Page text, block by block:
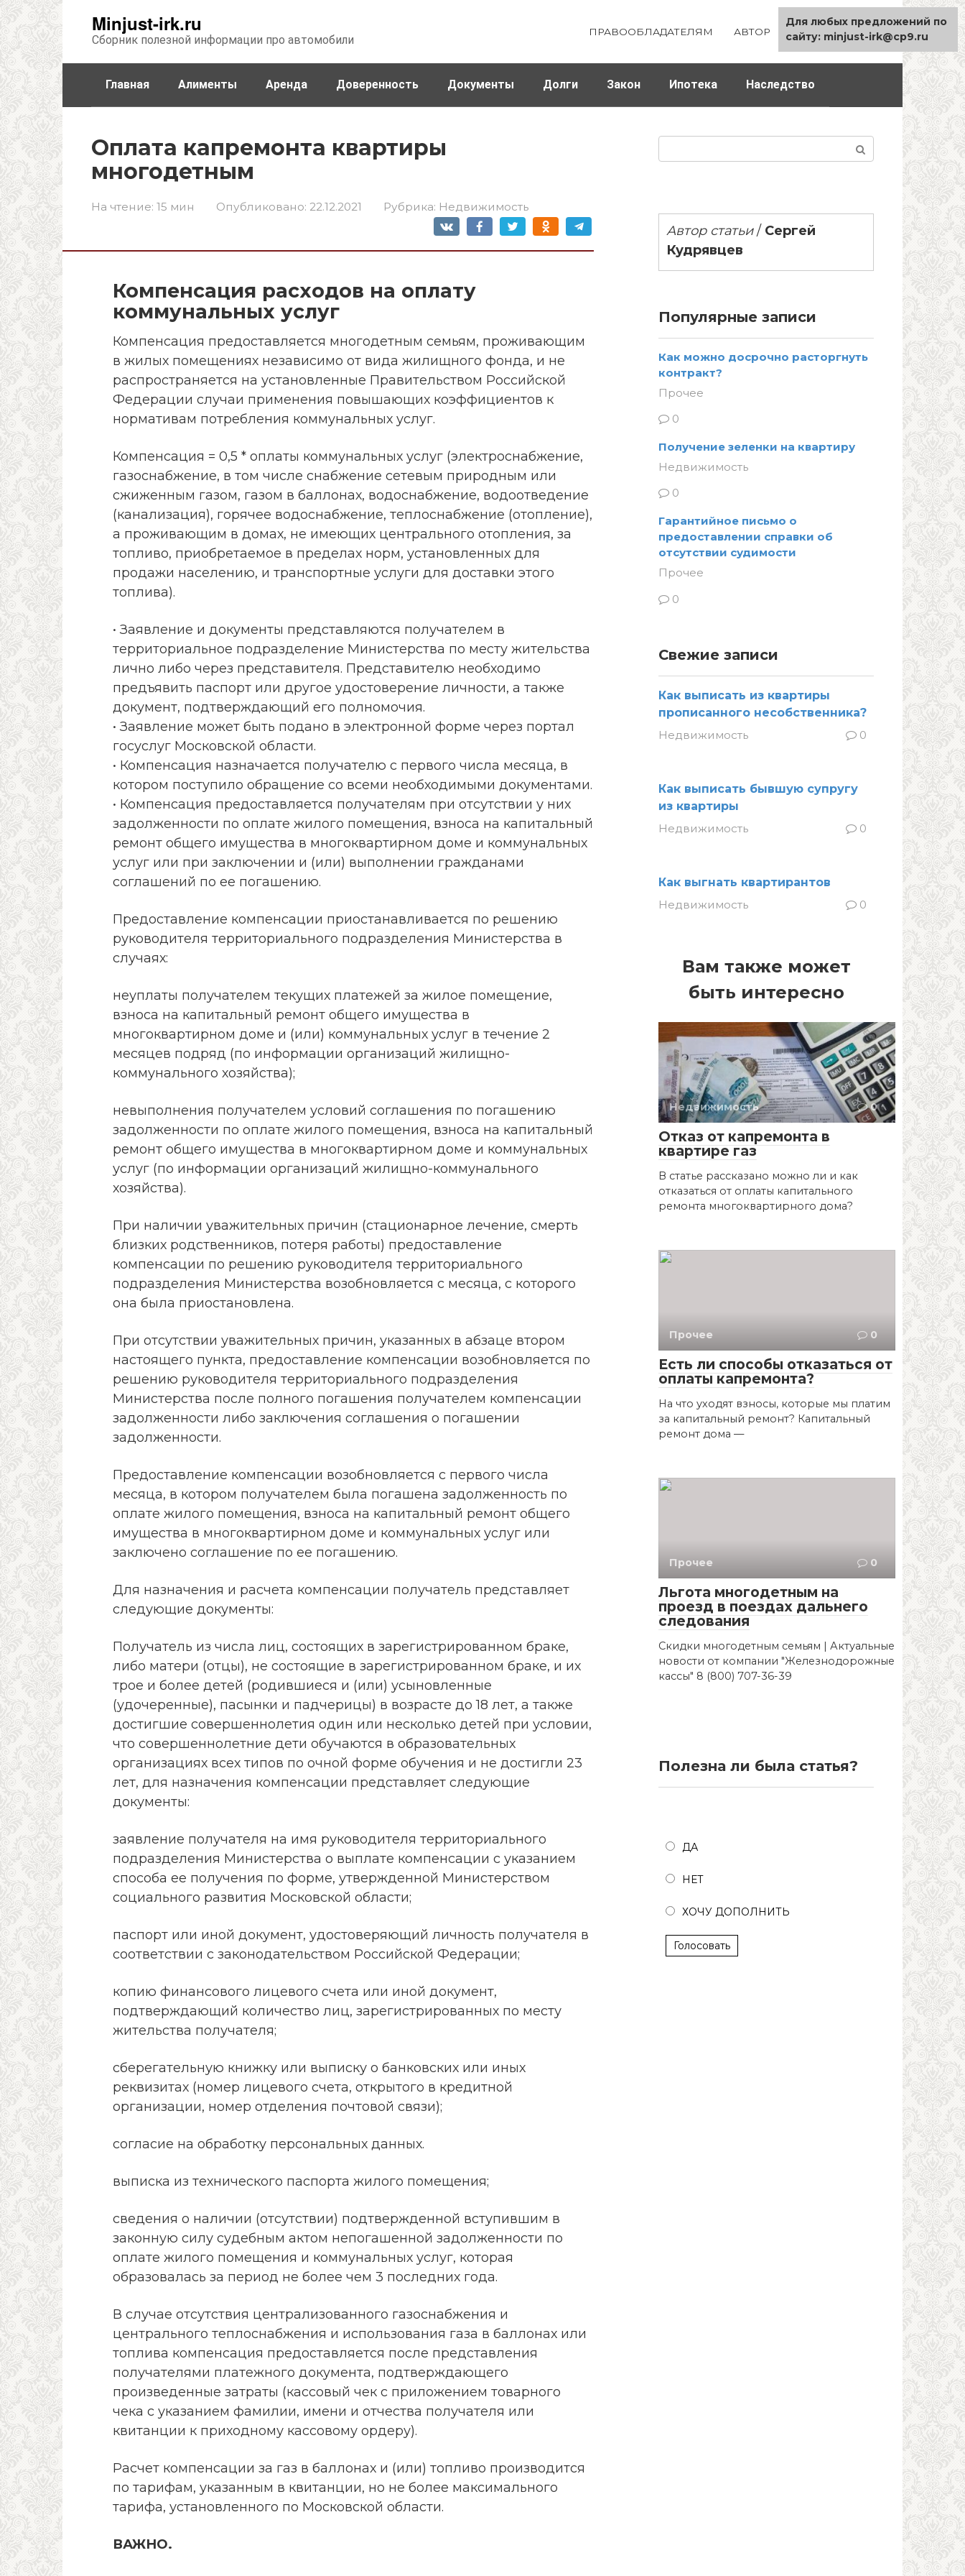
Minjust-irk.ru
Сборник полезной информации про автомобили
ПРАВООБЛАДАТЕЛЯМ АВТОР КАРТА САЙТА
Главная Алименты Аренда Доверенность Документы Долги Закон Ипотека Наследство
Оплата капремонта квартиры
многодетным
На чтение: 15 мин Опубликовано: 22.12.2021 Рубрика: Недвижимость
Компенсация расходов на оплату
коммунальных услуг
Компенсация предоставляется многодетным семьям, проживающим
в жилых помещениях независимо от вида жилищного фонда, и не
распространяется на установленные Правительством Российской
Федерации случаи применения повышающих коэффициентов к
нормативам потребления коммунальных услуг.
Компенсация = 0,5 * оплаты коммунальных услуг (электроснабжение,
газоснабжение, в том числе снабжение сетевым природным или
сжиженным газом, газом в баллонах, водоснабжение, водоотведение
(канализация), горячее водоснабжение, теплоснабжение (отопление),
а проживающим в домах, не имеющих центрального отопления, за
топливо, приобретаемое в пределах норм, установленных для
продажи населению, и транспортные услуги для доставки этого
топлива).
• Заявление и документы представляются получателем в
территориальное подразделение Министерства по месту жительства
лично либо через представителя. Представителю необходимо
предъявить паспорт или другое удостоверение личности, а также
документ, подтверждающий его полномочия.
• Заявление может быть подано в электронной форме через портал
госуслуг Московской области.
• Компенсация назначается получателю с первого числа месяца, в
котором поступило обращение со всеми необходимыми документами.
• Компенсация предоставляется получателям при отсутствии у них
задолженности по оплате жилого помещения, взноса на капитальный
ремонт общего имущества в многоквартирном доме и коммунальных
услуг или при заключении и (или) выполнении гражданами
соглашений по ее погашению.
Предоставление компенсации приостанавливается по решению
руководителя территориального подразделения Министерства в
случаях:
неуплаты получателем текущих платежей за жилое помещение,
взноса на капитальный ремонт общего имущества в
многоквартирном доме и (или) коммунальных услуг в течение 2
месяцев подряд (по информации организаций жилищно-
коммунального хозяйства);
невыполнения получателем условий соглашения по погашению
задолженности по оплате жилого помещения, взноса на капитальный
ремонт общего имущества в многоквартирном доме и коммунальных
услуг (по информации организаций жилищно-коммунального
хозяйства).
При наличии уважительных причин (стационарное лечение, смерть
близких родственников, потеря работы) предоставление
компенсации по решению руководителя территориального
подразделения Министерства возобновляется с месяца, с которого
она была приостановлена.
При отсутствии уважительных причин, указанных в абзаце втором
настоящего пункта, предоставление компенсации возобновляется по
решению руководителя территориального подразделения
Министерства после полного погашения получателем компенсации
задолженности либо заключения соглашения о погашении
задолженности.
Предоставление компенсации возобновляется с первого числа
месяца, в котором получателем была погашена задолженность по
оплате жилого помещения, взноса на капитальный ремонт общего
имущества в многоквартирном доме и коммунальных услуг или
заключено соглашение по ее погашению.
Для назначения и расчета компенсации получатель представляет
следующие документы:
Получатель из числа лиц, состоящих в зарегистрированном браке,
либо матери (отцы), не состоящие в зарегистрированном браке, и их
трое и более детей (родившиеся и (или) усыновленные
(удочеренные), пасынки и падчерицы) в возрасте до 18 лет, а также
достигшие совершеннолетия один или несколько детей при условии,
что совершеннолетние дети обучаются в образовательных
организациях всех типов по очной форме обучения и не достигли 23
лет, для назначения компенсации представляет следующие
документы:
заявление получателя на имя руководителя территориального
подразделения Министерства о выплате компенсации с указанием
способа ее получения по форме, утвержденной Министерством
социального развития Московской области;
паспорт или иной документ, удостоверяющий личность получателя в
соответствии с законодательством Российской Федерации;
копию финансового лицевого счета или иной документ,
подтверждающий количество лиц, зарегистрированных по месту
жительства получателя;
сберегательную книжку или выписку о банковских или иных
реквизитах (номер лицевого счета, открытого в кредитной
организации, номер отделения почтовой связи);
согласие на обработку персональных данных.
выписка из технического паспорта жилого помещения;
сведения о наличии (отсутствии) подтвержденной вступившим в
законную силу судебным актом непогашенной задолженности по
оплате жилого помещения и коммунальных услуг, которая
образовалась за период не более чем 3 последних года.
В случае отсутствия централизованного газоснабжения и
центрального теплоснабжения и использования газа в баллонах или
топлива компенсация предоставляется после представления
получателями платежного документа, подтверждающего
произведенные затраты (кассовый чек с приложением товарного
чека с указанием фамилии, имени и отчества получателя или
квитанции к приходному кассовому ордеру).
Расчет компенсации за газ в баллонах и (или) топливо производится
по тарифам, указанным в квитанции, но не более максимального
тарифа, установленного по Московской области.
ВАЖНО.
Автор статьи/ Сергей
Кудрявцев
Популярные записи
Как можно досрочно расторгнуть
контракт?
Прочее
0
Получение зеленки на квартиру
Недвижимость
0
Гарантийное письмо о
предоставлении справки об
отсутствии судимости
Прочее
0
Свежие записи
Как выписать из квартиры
прописанного несобственника?
Недвижимость
0
Как выписать бывшую супругу
из квартиры
Недвижимость
0
Как выгнать квартирантов
Недвижимость
0
Вам также может
быть интересно
Недвижимость 0
Отказ от капремонта в
квартире газ
В статье рассказано можно ли и как
отказаться от оплаты капитального
ремонта многоквартирного дома?
Прочее 0
Есть ли способы отказаться от
оплаты капремонта?
На что уходят взносы, которые мы платим
за капитальный ремонт? Капитальный
ремонт дома —
Прочее 0
Льгота многодетным на
проезд в поездах дальнего
следования
Скидки многодетным семьям | Актуальные
новости от компании "Железнодорожные
кассы" 8 (800) 707-36-39
Полезна ли была статья?
ДА
НЕТ
ХОЧУ ДОПОЛНИТЬ
Голосовать
Для любых предложений по
сайту: minjust-irk@cp9.ru